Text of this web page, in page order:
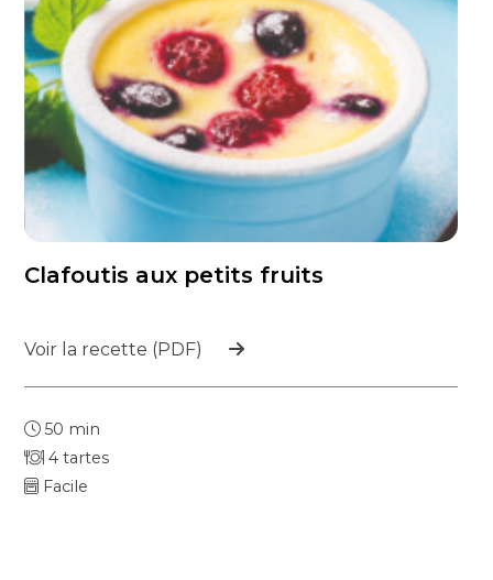
Clafoutis aux petits fruits
Voir la recette (PDF)
50 min
4 tartes
Facile